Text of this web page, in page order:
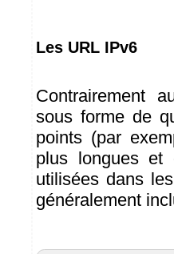
Les URL IPv6
Contrairement
sous forme de
points (par
plus longues et
utilisées dans
généralement